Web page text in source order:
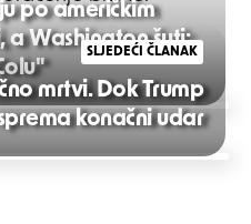
po američkim
Washington šuti:
SLJEDEĆI ČLANAK
mrtvi. Dok Trump
konačni udar